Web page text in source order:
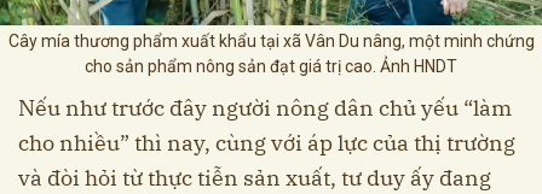
Cây mía thương phẩm xuất khẩu tại xã Vân Du nâng, một minh chứng
cho sản phẩm nông sản đạt giá trị cao. Ảnh HNDT
Nếu như trước đây người nông dân chủ yếu “làm
cho nhiều” thì nay, cùng với áp lực của thị trường
và đòi hỏi từ thực tiễn sản xuất, tư duy ấy đang